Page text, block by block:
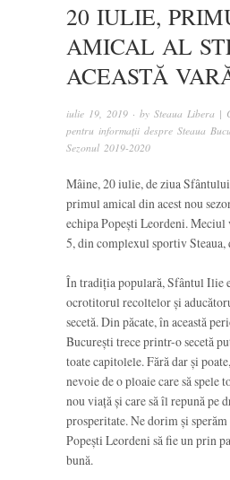
20 IULIE,
AMICAL AL
ACEASTĂ
iulie 19, 2019 · by Steaua Libera |
pentru informații despre Steaua
Sezonul 2019-2020
Mâine, 20 iulie, de ziua
primul amical din acest nou
echipa Popești Leordeni. Meciul
5, din complexul sportiv Steaua,
În tradiția populară, Sfântul Ilie
ocrotitorul recoltelor și
secetă. Din păcate, în această
București trece printr-o secetă
toate capitolele. Fără dar și
nevoie de o ploaie care să spele
nou viață și care să îl repună pe
prosperitate. Ne dorim și
Popești Leordeni să fie un prin
bună.